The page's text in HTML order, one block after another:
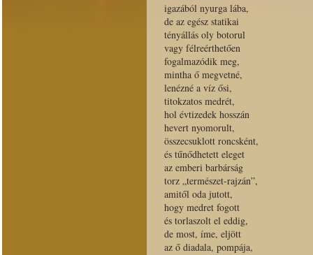
igazából nyurga lába,
de az egész statikai
tényállás oly botorul
vagy félreérthetően
fogalmazódik meg,
mintha ő megvetné,
lenézné a víz ősi,
titokzatos medrét,
hol évtizedek hosszán
hevert nyomorult,
összecsuklott roncsként,
és tűnődhetett eleget
az emberi barbárság
torz „természet-rajzán”,
amitől oda jutott,
hogy medret fogott
és torlaszolt el eddig,
de most, íme, eljött
az ő diadala, pompája,